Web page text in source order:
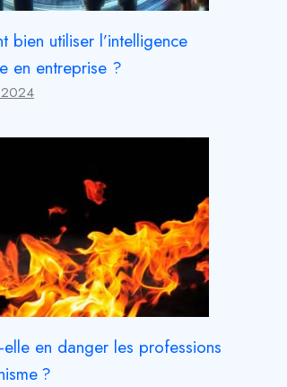
bien utiliser l’intelligence
en entreprise ?
elle en danger les professions
?